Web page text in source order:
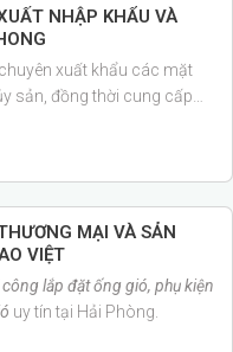
NHẬP KHẨU VÀ
xuất khẩu các mặt
sản, đồng thời cung cấp
MẠI VÀ SẢN
VIỆT
lắp đặt ống gió, phụ kiện
uy tín tại Hải Phòng.